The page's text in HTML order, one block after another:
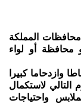
المملكة
محافظة أو لواء
وازدحاما كبيرا
التالي لاستكمال
واحتياجات